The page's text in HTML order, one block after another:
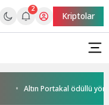
2
Kriptolar
Altın Portakal ödüllü